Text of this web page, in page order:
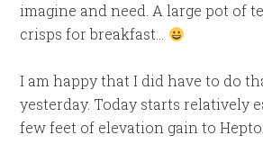
imagine and need. A large pot of
crisps for breakfast…
I am happy that I did have to do
yesterday. Today starts relatively
few feet of elevation gain to